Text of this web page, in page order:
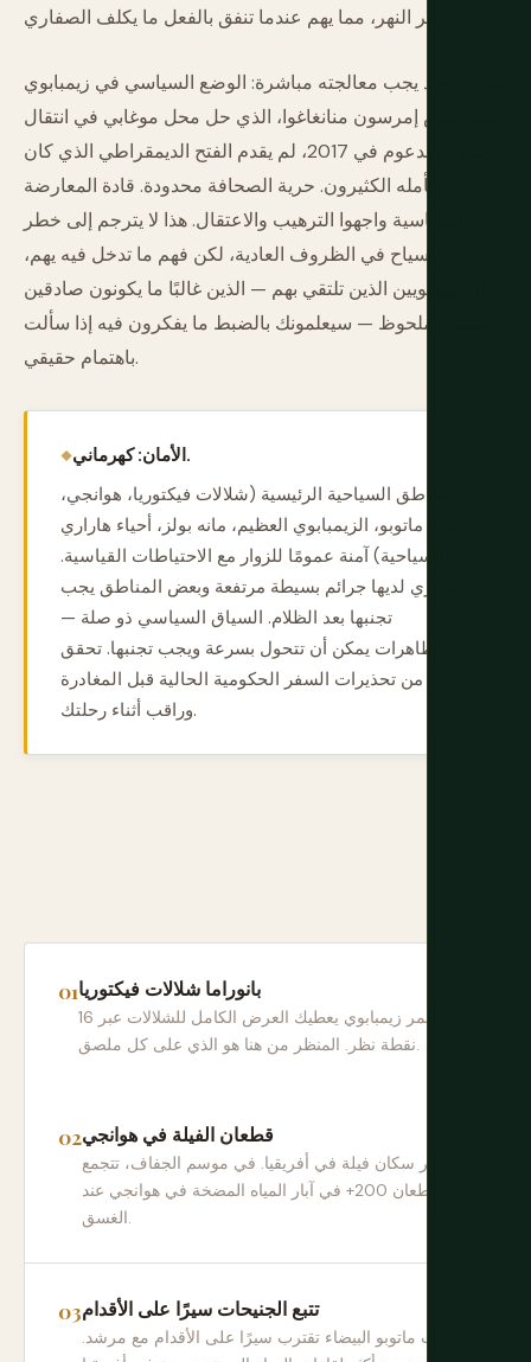
شيء واحد يجب معالجته مباشرة: الوضع السياسي في زيمبابوي
تحت رئيس إمرسون منانغاغوا، الذي حل محل موغابي في انتقال
عسكري مدعوم في 2017، لم يقدم الفتح الديمقراطي الذي كان
يأمله الكثيرون. حرية الصحافة محدودة. قادة المعارضة
السياسية واجهوا الترهيب والاعتقال. هذا لا يترجم إلى خطر
للسياح في الظروف العادية، لكن فهم ما تدخل فيه يهم،
والزيمبابويين الذين تلتقي بهم — الذين غالبًا ما يكونون صادقين
بشكل ملحوظ — سيعلمونك بالضبط ما يفكرون فيه إذا سألت
باهتمام حقيقي.
الأمان: كهرماني.
المناطق السياحية الرئيسية (شلالات فيكتوريا، هوانجي،
جبال ماتوبو، الزيمبابوي العظيم، مانه بولز، أحياء هاراري
السياحية) آمنة عمومًا للزوار مع الاحتياطات القياسية.
هاراري لديها جرائم بسيطة مرتفعة وبعض المناطق يجب
تجنبها بعد الظلام. السياق السياسي ذو صلة —
التظاهرات يمكن أن تتحول بسرعة ويجب تجنبها. تحقق
من تحذيرات السفر الحكومية الحالية قبل المغادرة
وراقب أثناء رحلتك.
بانوراما شلالات فيكتوريا
ممر زيمبابوي يعطيك العرض الكامل للشلالات عبر 16
نقطة نظر. المنظر من هنا هو الذي على كل ملصق.
قطعان الفيلة في هوانجي
أكبر سكان فيلة في أفريقيا. في موسم الجفاف، تتجمع
قطعان 200+ في آبار المياه المضخة في هوانجي عند
الغسق.
تتبع الجنيحات سيرًا على الأقدام
جنيحات ماتوبو البيضاء تقترب سيرًا على الأقدام مع مرشد.